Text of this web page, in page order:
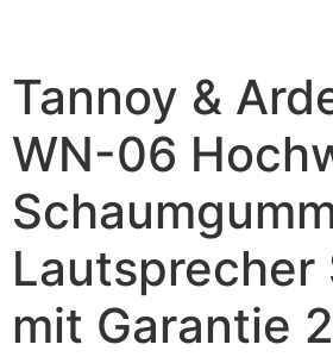
Tannoy &
WN-06
Lautsprecher
mit Garantie